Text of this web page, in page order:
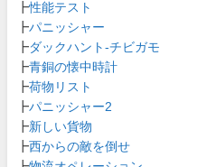
┣性能テスト
┣パニッシャー
┣ダックハント-チビガモ
┣青銅の懐中時計
┣荷物リスト
┣パニッシャー2
┣新しい貨物
┣西からの敵を倒せ